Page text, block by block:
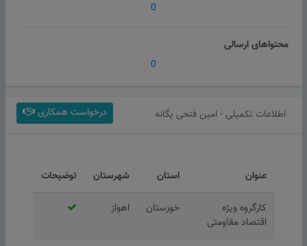
0
محتواهای ارسالی
0
درخواست همکاری اطلاعات تکمیلی - امین فتحی یگانه
عنوان استان شهرستان توضیحات
کارگروه ویژه
اقتصاد مقاومتی
خوزستان اهواز